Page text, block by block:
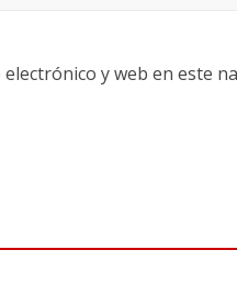
y web en este